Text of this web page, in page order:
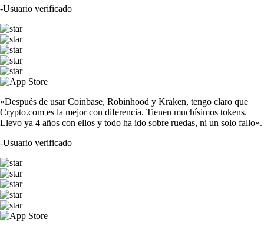
-Usuario verificado
«Después de usar Coinbase, Robinhood y Kraken, tengo claro que
Crypto.com es la mejor con diferencia. Tienen muchísimos tokens.
Llevo ya 4 años con ellos y todo ha ido sobre ruedas, ni un solo fallo».
-Usuario verificado